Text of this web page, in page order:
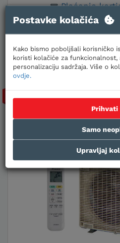
Plaćanje
Postavke kolačića
Kako bismo poboljšali korisničko
koristi kolačiće za
personalizaciju sadržaja. Više o
ovdje.
Prihvati
Samo
Upravljaj